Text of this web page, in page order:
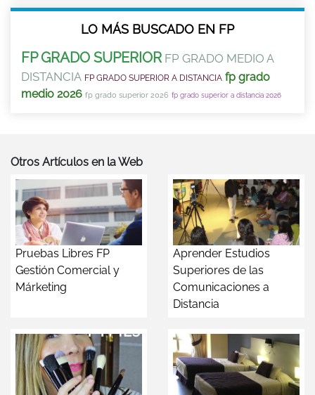
LO MÁS BUSCADO EN FP
FP GRADO SUPERIOR FP GRADO MEDIO A
DISTANCIA FP GRADO SUPERIOR A DISTANCIA fp grado
medio 2026 fp grado superior 2026 fp grado superior a distancia 2026
Otros Artículos en la Web
Pruebas Libres FP
Gestión Comercial y
Márketing
Aprender Estudios
Superiores de las
Comunicaciones a
Distancia